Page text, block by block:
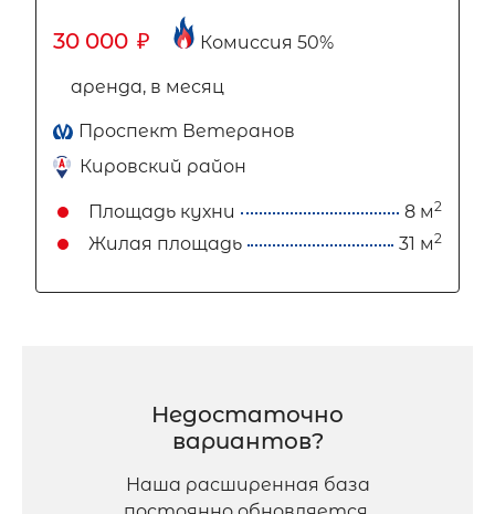
30 000 ₽ Комиссия 50%
аренда, в месяц
Проспект Ветеранов
Кировский район
Площадь кухни 8 м2
Жилая площадь 31 м2
Недостаточно
вариантов?
Наша расширенная база